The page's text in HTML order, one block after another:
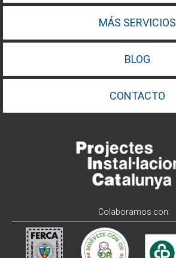
MÁS SERVICIOS
BLOG
CONTACTO
Colaboramos con: